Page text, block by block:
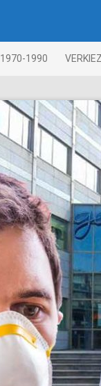
1970-1990